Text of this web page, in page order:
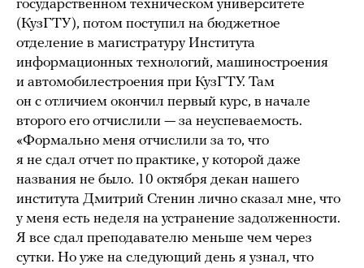
государственном техническом университете
(КузГТУ), потом поступил на бюджетное
отделение в магистратуру Института
информационных технологий, машиностроения
и автомобилестроения при КузГТУ. Там
он с отличием окончил первый курс, в начале
второго его отчислили — за неуспеваемость.
«Формально меня отчислили за то, что
я не сдал отчет по практике, у которой даже
названия не было. 10 октября декан нашего
института Дмитрий Стенин лично сказал мне, что
у меня есть неделя на устранение задолженности.
Я все сдал преподавателю меньше чем через
сутки. Но уже на следующий день я узнал, что